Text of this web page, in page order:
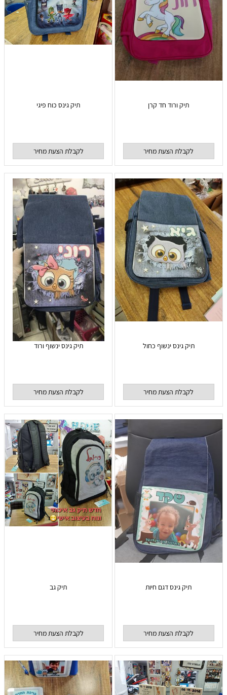
תיק ורוד חד קרן
לקבלת הצעת מחיר
תיק גינס כוח פיגי
לקבלת הצעת מחיר
תיק גינס ינשוף כחול
לקבלת הצעת מחיר
תיק גינס ינשוף ורוד
לקבלת הצעת מחיר
תיק גינס דגם חיות
לקבלת הצעת מחיר
תיק גב
לקבלת הצעת מחיר